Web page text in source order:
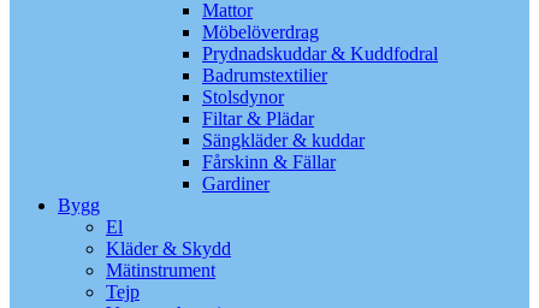
Mattor
Möbelöverdrag
Prydnadskuddar & Kuddfodral
Badrumstextilier
Stolsdynor
Filtar & Plädar
Sängkläder & kuddar
Fårskinn & Fällar
Gardiner
Bygg
El
Kläder & Skydd
Mätinstrument
Tejp